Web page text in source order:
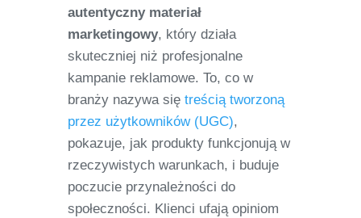
autentyczny materiał
marketingowy, który działa
skuteczniej niż profesjonalne
kampanie reklamowe. To, co w
branży nazywa się treścią tworzoną
przez użytkowników (UGC),
pokazuje, jak produkty funkcjonują w
rzeczywistych warunkach, i buduje
poczucie przynależności do
społeczności. Klienci ufają opiniom